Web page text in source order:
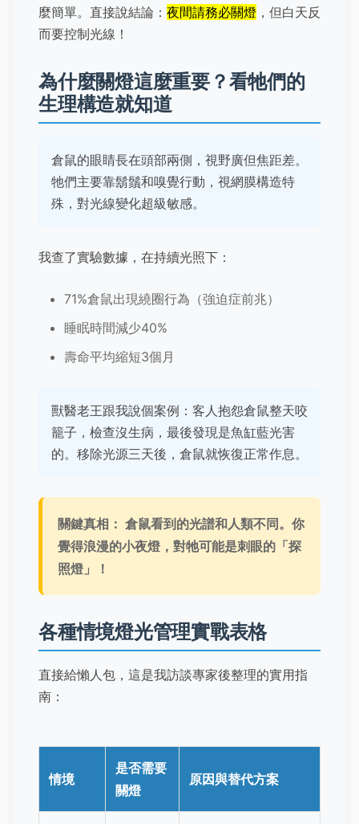
麼簡單。直接說結論： 夜間請務必關燈 ，但白天反
而要控制光線！
為什麼關燈這麼重要？看牠們的
生理構造就知道
倉鼠的眼睛長在頭部兩側，視野廣但焦距差。
牠們主要靠鬍鬚和嗅覺行動，視網膜構造特
殊，對光線變化超級敏感。
我查了實驗數據，在持續光照下：
71%倉鼠出現繞圈行為（強迫症前兆）
睡眠時間減少40%
壽命平均縮短3個月
獸醫老王跟我說個案例：客人抱怨倉鼠整天咬
籠子，檢查沒生病，最後發現是魚缸藍光害
的。移除光源三天後，倉鼠就恢復正常作息。
關鍵真相： 倉鼠看到的光譜和人類不同。你
覺得浪漫的小夜燈，對牠可能是刺眼的「探
照燈」！
各種情境燈光管理實戰表格
直接給懶人包，這是我訪談專家後整理的實用指
南：
情境
是否需要
關燈
原因與替代方案